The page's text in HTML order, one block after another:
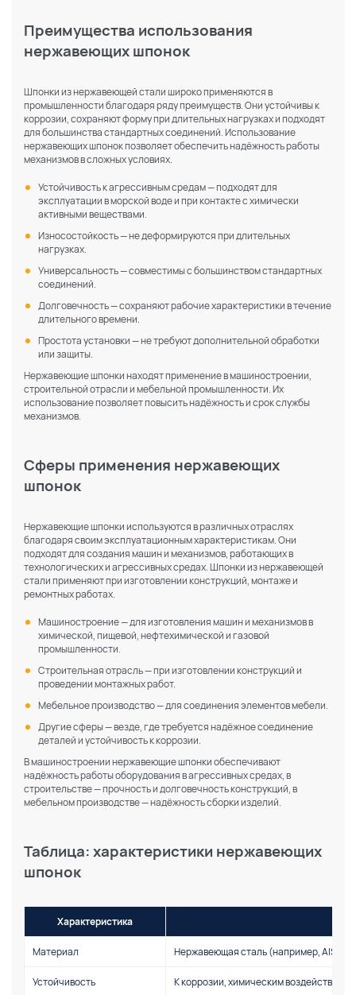
Преимущества использования
нержавеющих шпонок
Шпонки из нержавеющей стали широко применяются в
промышленности благодаря ряду преимуществ. Они устойчивы к
коррозии, сохраняют форму при длительных нагрузках и подходят
для большинства стандартных соединений. Использование
нержавеющих шпонок позволяет обеспечить надёжность работы
механизмов в сложных условиях.
Устойчивость к агрессивным средам — подходят для
эксплуатации в морской воде и при контакте с химически
активными веществами.
Износостойкость — не деформируются при длительных
нагрузках.
Универсальность — совместимы с большинством стандартных
соединений.
Долговечность — сохраняют рабочие характеристики в течение
длительного времени.
Простота установки — не требуют дополнительной обработки
или защиты.
Нержавеющие шпонки находят применение в машиностроении,
строительной отрасли и мебельной промышленности. Их
использование позволяет повысить надёжность и срок службы
механизмов.
Сферы применения нержавеющих
шпонок
Нержавеющие шпонки используются в различных отраслях
благодаря своим эксплуатационным характеристикам. Они
подходят для создания машин и механизмов, работающих в
технологических и агрессивных средах. Шпонки из нержавеющей
стали применяют при изготовлении конструкций, монтаже и
ремонтных работах.
Машиностроение — для изготовления машин и механизмов в
химической, пищевой, нефтехимической и газовой
промышленности.
Строительная отрасль — при изготовлении конструкций и
проведении монтажных работ.
Мебельное производство — для соединения элементов мебели.
Другие сферы — везде, где требуется надёжное соединение
деталей и устойчивость к коррозии.
В машиностроении нержавеющие шпонки обеспечивают
надёжность работы оборудования в агрессивных средах, в
строительстве — прочность и долговечность конструкций, в
мебельном производстве — надёжность сборки изделий.
Таблица: характеристики нержавеющих
шпонок
Характеристика
Материал Нержавеющая сталь (например, AISI
Устойчивость К коррозии, химическим воздействиям